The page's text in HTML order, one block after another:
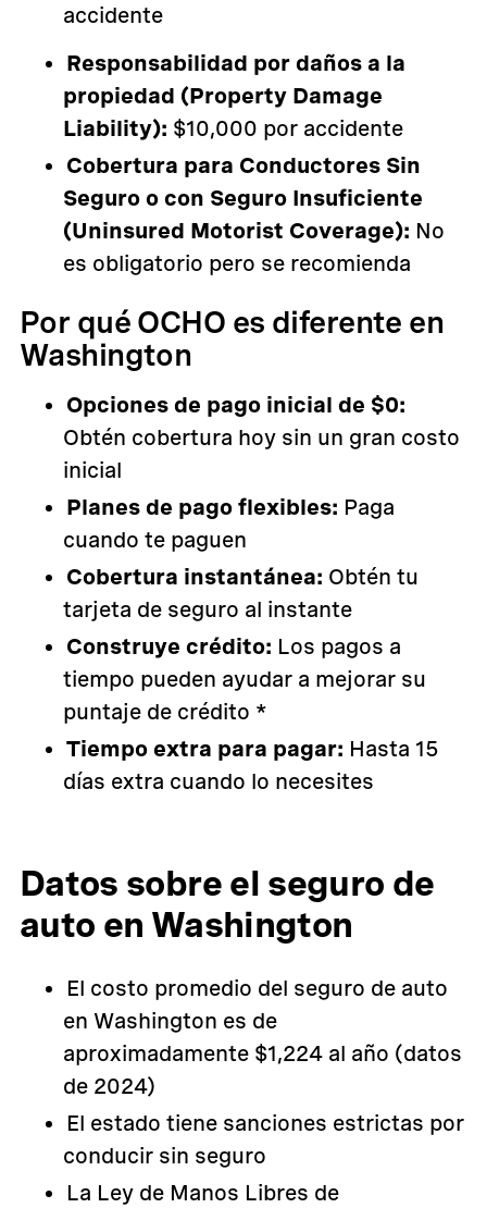
accidente
Responsabilidad por daños a la
propiedad (Property Damage
Liability): $10,000 por accidente
Cobertura para Conductores Sin
Seguro o con Seguro Insuficiente
(Uninsured Motorist Coverage): No
es obligatorio pero se recomienda
Por qué OCHO es diferente en
Washington
Opciones de pago inicial de $0:
Obtén cobertura hoy sin un gran costo
inicial
Planes de pago flexibles: Paga
cuando te paguen
Cobertura instantánea: Obtén tu
tarjeta de seguro al instante
Construye crédito: Los pagos a
tiempo pueden ayudar a mejorar su
puntaje de crédito *
Tiempo extra para pagar: Hasta 15
días extra cuando lo necesites
Datos sobre el seguro de
auto en Washington
El costo promedio del seguro de auto
en Washington es de
aproximadamente $1,224 al año (datos
de 2024)
El estado tiene sanciones estrictas por
conducir sin seguro
La Ley de Manos Libres de